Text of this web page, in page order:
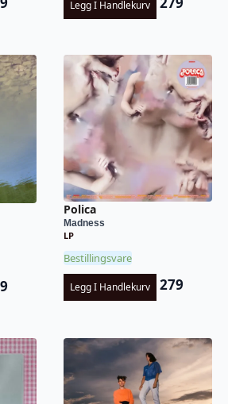
Legg I Handlekurv
Polica
Madness
LP
Bestillingsvare
Legg I Handlekurv 279